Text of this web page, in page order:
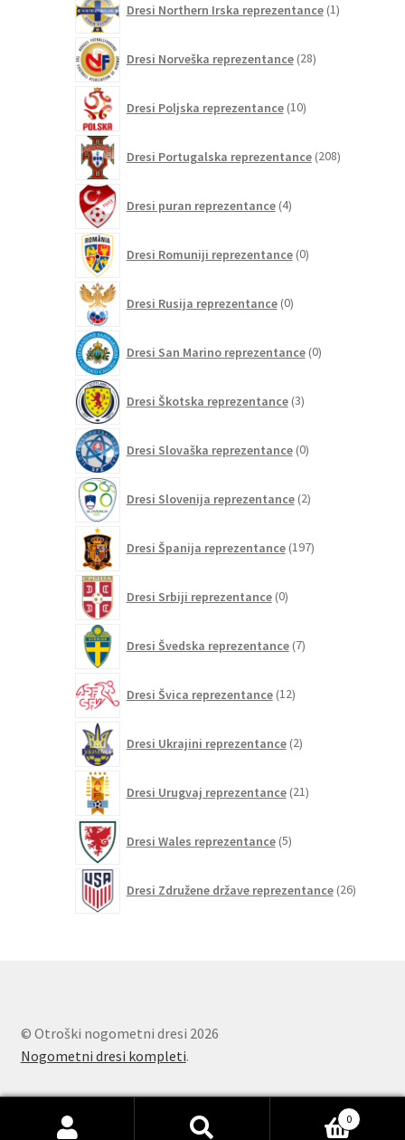
Dresi Northern Irska reprezentance 1izdelek
Dresi Norveška reprezentance 28izdelkov
Dresi Poljska reprezentance 10izdelkov
Dresi Portugalska reprezentance 208izdelkov
Dresi puran reprezentance 4izdelki
Dresi Romuniji reprezentance 0izdelkov
Dresi Rusija reprezentance 0izdelkov
Dresi San Marino reprezentance 0izdelkov
Dresi Škotska reprezentance 3izdelki
Dresi Slovaška reprezentance 0izdelkov
Dresi Slovenija reprezentance 2izdelka
Dresi Španija reprezentance 197izdelkov
Dresi Srbiji reprezentance 0izdelkov
Dresi Švedska reprezentance 7izdelkov
Dresi Švica reprezentance 12izdelkov
Dresi Ukrajini reprezentance 2izdelka
Dresi Urugvaj reprezentance 21izdelkov
Dresi Wales reprezentance 5izdelkov
Dresi Združene države reprezentance 26izdelkov
© Otroški nogometni dresi 2026
Nogometni dresi kompleti.
0